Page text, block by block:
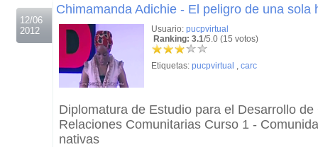
12/06
2012
Chimamanda Adichie - El peligro de una sola
Usuario: pucpvirtual
Ranking: 3.1/5.0 (15 votos)
Etiquetas: pucpvirtual , carc
Diplomatura de Estudio para el Desarrollo
Relaciones Comunitarias Curso 1 -
nativas